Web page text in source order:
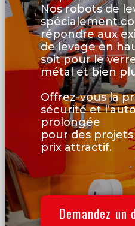
Nos robots de
spécialement
répondre aux
de levage en
soit pour le
métal et bien
Offrez-vous la
sécurité et
prolongée
pour des projets
prix attractif.
Demandez un